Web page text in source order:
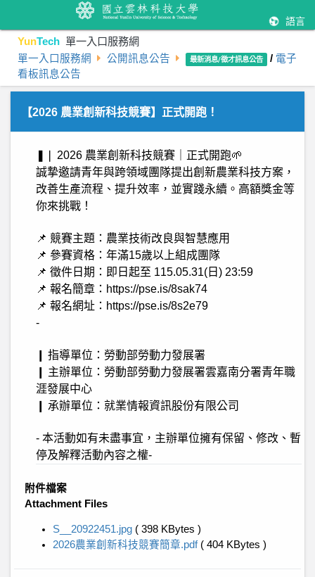
語言
YunTech 單一入口服務網
單一入口服務網 公開訊息公告 最新消息/徵才訊息公告 / 電子
看板訊息公告
【2026 農業創新科技競賽】正式開跑！
❚❘ 2026 農業創新科技競賽｜正式開跑🌱
誠摯邀請青年與跨領域團隊提出創新農業科技方案，
改善生產流程、提升效率，並實踐永續。高額獎金等
你來挑戰！
📌 競賽主題：農業技術改良與智慧應用
📌 參賽資格：年滿15歲以上組成團隊
📌 徵件日期：即日起至 115.05.31(日) 23:59
📌 報名簡章：https://pse.is/8sak74
📌 報名網址：https://pse.is/8s2e79
-
❙ 指導單位：勞動部勞動力發展署
❙ 主辦單位：勞動部勞動力發展署雲嘉南分署青年職
涯發展中心
❙ 承辦單位：就業情報資訊股份有限公司
- 本活動如有未盡事宜，主辦單位擁有保留、修改、暫
停及解釋活動內容之權-
附件檔案
Attachment Files
S__20922451.jpg ( 398 KBytes )
2026農業創新科技競賽簡章.pdf ( 404 KBytes )